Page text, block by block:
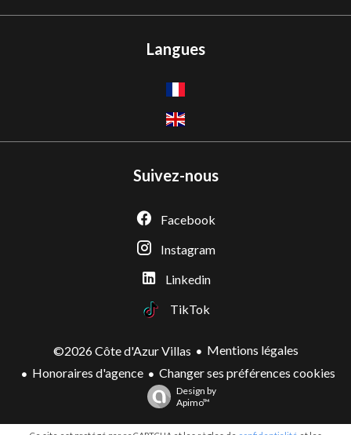
Langues
Suivez-nous
Facebook
Instagram
Linkedin
TikTok
©2026 Côte d'Azur Villas
Mentions légales
Honoraires d'agence
Changer ses préférences cookies
Design by
Apimo™